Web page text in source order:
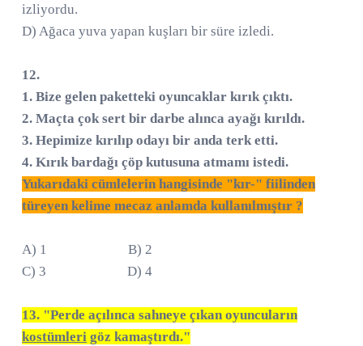
izliyordu.
D) Ağaca yuva yapan kuşları bir süre izledi.
12.
1. Bize gelen paketteki oyuncaklar kırık çıktı.
2. Maçta çok sert bir darbe alınca ayağı kırıldı.
3. Hepimize kırılıp odayı bir anda terk etti.
4. Kırık bardağı çöp kutusuna atmamı istedi.
Yukarıdaki cümlelerin hangisinde "kır-" fiilinden
türeyen kelime mecaz anlamda kullanılmıştır ?
A) 1 B) 2
C) 3 D) 4
13. "Perde açılınca sahneye çıkan oyuncuların
kostümleri göz kamaştırdı."